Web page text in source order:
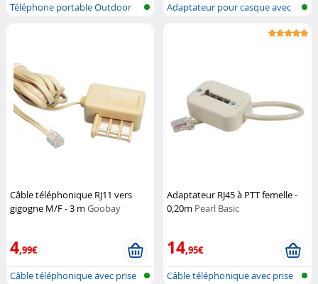
Téléphone portable Outdoor
Adaptateur pour casque avec
Câble téléphonique RJ11 vers
gigogne M/F - 3 m Goobay
4,99€
Câble téléphonique avec prise
Adaptateur RJ45 à PTT femelle -
0,20m Pearl Basic
14,95€
Câble téléphonique avec prise